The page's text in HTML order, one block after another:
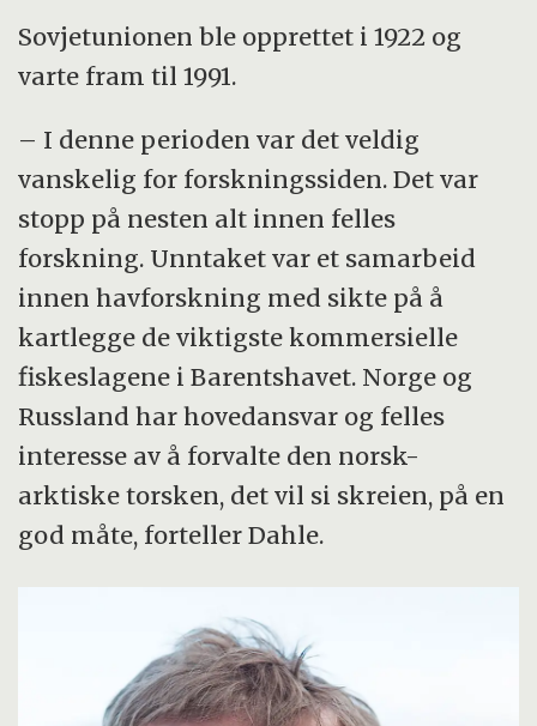
Sovjetunionen ble opprettet i 1922 og
varte fram til 1991.
– I denne perioden var det veldig
vanskelig for forskningssiden. Det var
stopp på nesten alt innen felles
forskning. Unntaket var et samarbeid
innen havforskning med sikte på å
kartlegge de viktigste kommersielle
fiskeslagene i Barentshavet. Norge og
Russland har hovedansvar og felles
interesse av å forvalte den norsk-
arktiske torsken, det vil si skreien, på en
god måte, forteller Dahle.